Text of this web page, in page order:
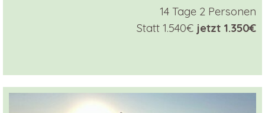
14 Tage 2 Personen
Statt 1.540€ jetzt 1.350€